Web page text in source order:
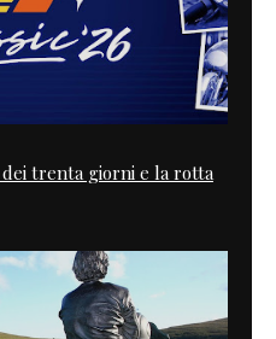
trenta giorni e la rotta